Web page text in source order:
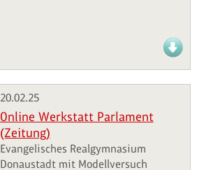
20.02.25
Online Werkstatt Parlament
(Zeitung)
Evangelisches Realgymnasium
Donaustadt mit Modellversuch